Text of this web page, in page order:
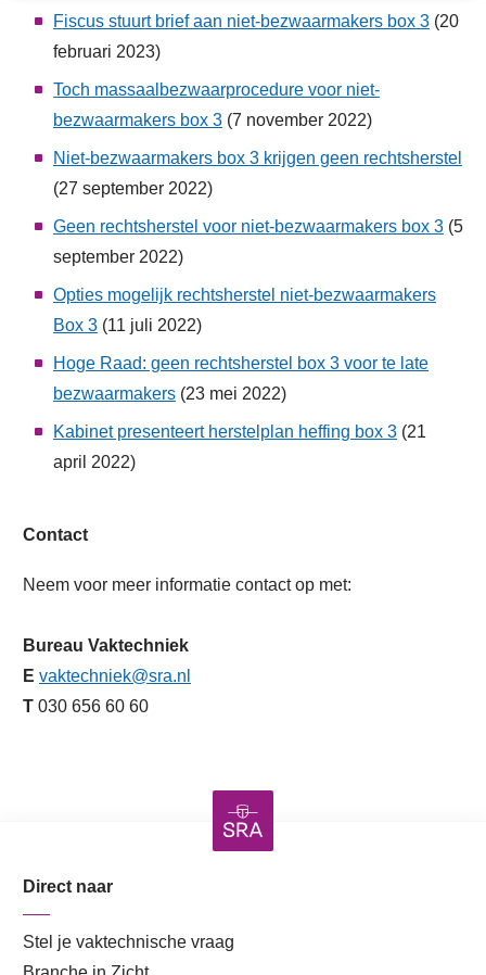
Fiscus stuurt brief aan niet-bezwaarmakers box 3 (20
februari 2023)
Toch massaalbezwaarprocedure voor niet-
bezwaarmakers box 3 (7 november 2022)
Niet-bezwaarmakers box 3 krijgen geen rechtsherstel
(27 september 2022)
Geen rechtsherstel voor niet-bezwaarmakers box 3 (5
september 2022)
Opties mogelijk rechtsherstel niet-bezwaarmakers
Box 3 (11 juli 2022)
Hoge Raad: geen rechtsherstel box 3 voor te late
bezwaarmakers (23 mei 2022)
Kabinet presenteert herstelplan heffing box 3 (21
april 2022)
Contact
Neem voor meer informatie contact op met:
Bureau Vaktechniek
E vaktechniek@sra.nl
T 030 656 60 60
Direct naar
Stel je vaktechnische vraag